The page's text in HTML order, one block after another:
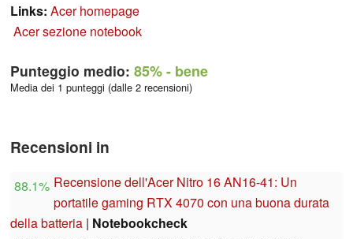
Links: Acer homepage
Acer sezione notebook
Punteggio medio: 85%- bene
Media dei 1 punteggi (dalle 2 recensioni)
Recensioni in
88.1% Recensione dell'Acer Nitro 16 AN16-41: Un
portatile gaming RTX 4070 con una buona durata
della batteria | Notebookcheck